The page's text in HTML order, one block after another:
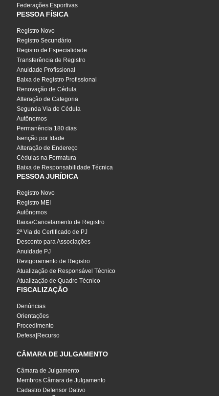
Federações Esportivas
PESSOA FÍSICA
Registro Novo
Registro Secundário
Registro de Especialidade
Transferência de Registro
Anuidade Profissional
Baixa de Registro Profissional
Renovação de Cédula
Alteração de Categoria
Segunda Via de Cédula
Autônomos
Permanência 180 dias
Isenção por Idade
Alteração de Endereço
Cédulas na Formatura
Baixa de Responsabilidade Técnica
PESSOA JURÍDICA
Registro Novo
Registro MEI
Autônomos
Baixa/Cancelamento de Registro
2ª Via de Certificado de PJ
Desconto para Associações
Anuidade PJ
Revigoramento de Registro
Atualização de Responsável Técnico
Atualização de Quadro Técnico
FISCALIZAÇÃO
Denúncias
Orientações
Procedimento
Defesa|Recurso
CÂMARA DE JULGAMENTO
Câmara de Julgamento
Membros Câmara de Julgamento
Cadastro Defensor Dativo